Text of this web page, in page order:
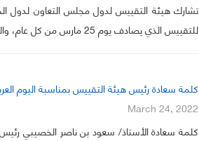
تشارك هيئة التقييس لدول مجلس التعاون لدول
للتقييس الذي يصادف يوم 25 مارس من كل عام، والذي يأتي هذا العام تحت شعار &...
كلمة سعادة رئيس هيئة التقييس بمناسبة اليوم العربي
March 24, 2022
كلمة سعادة الأستاذ/ سعود بن ناصر الخصيبي